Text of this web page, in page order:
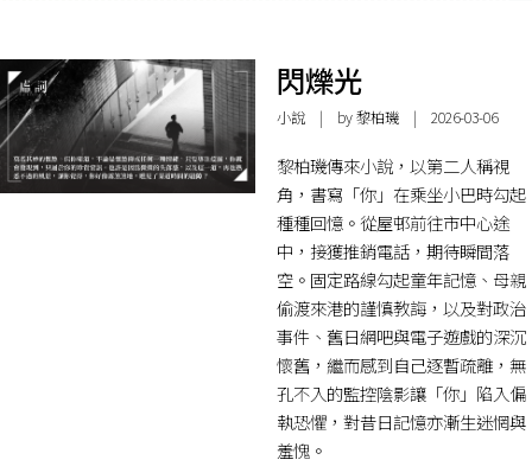
閃爍光
小說| by 黎柏璣 | 2026-03-06
黎柏璣傳來小說，以第二人稱視
角，書寫「你」在乘坐小巴時勾起
種種回憶。從屋邨前往市中心途
中，接獲推銷電話，期待瞬間落
空。固定路線勾起童年記憶、母親
偷渡來港的謹慎教誨，以及對政治
事件、舊日網吧與電子遊戲的深沉
懷舊，繼而感到自己逐暫疏離，無
孔不入的監控陰影讓「你」陷入偏
執恐懼，對昔日記憶亦漸生迷惘與
羞愧。